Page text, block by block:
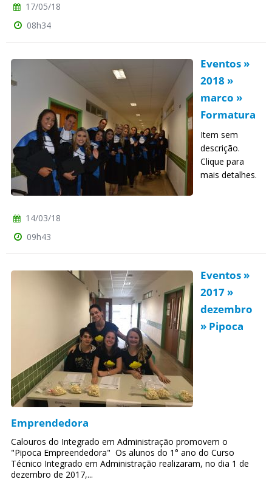
17/05/18
08h34
Eventos »
2018 »
marco »
Formatura
Item sem
descrição.
Clique para
mais detalhes.
14/03/18
09h43
Eventos »
2017 »
dezembro
» Pipoca
Emprendedora
Calouros do Integrado em Administração promovem o
"Pipoca Empreendedora" Os alunos do 1° ano do Curso
Técnico Integrado em Administração realizaram, no dia 1 de
dezembro de 2017,...